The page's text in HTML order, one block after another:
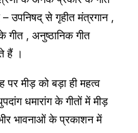
– उपनिषद् से गृहीत मंत्रगान ,
गीत , अनुष्ठानिक गीत
हैं ।
मीड़ को बड़ा ही महत्व
धमारांग के गीतों में मीड़
भावनाओं के प्रकाशन में